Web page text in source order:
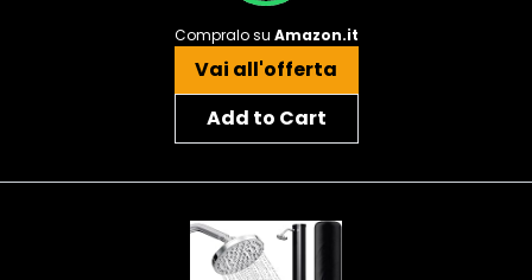
Compralo su Amazon.it
Vai all'offerta
Add to Cart